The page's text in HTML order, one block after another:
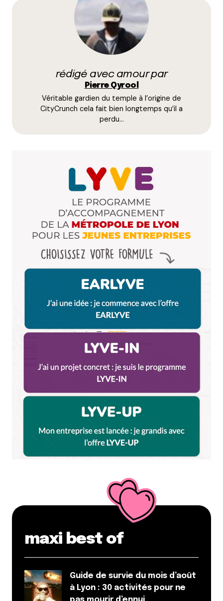
champs obligatoires sont indiqués avec
E-mail*
Enregistrer mon nom, mon e-mail et mon site dans le
Prévenez-moi de tous les nouveaux commentaires
Et bim !
rédigé avec amour par
Pierre Qyrool
Véritable gardien du temple à l’origine de
CityCrunch cela fait bien longtemps qu’il a
perdu…
maxi best of
Guide de survie du mois d’août
à Lyon : 30 activités pour ne